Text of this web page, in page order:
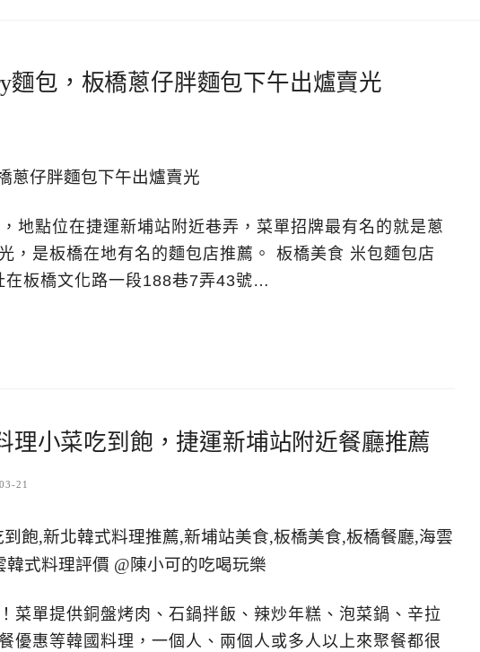
麵包，板橋蔥仔胖麵包下午出爐賣光
地點位在捷運新埔站附近巷弄，菜單招牌最有名的就是蔥
，是板橋在地有名的麵包店推薦。 板橋美食 米包麵包店
板橋文化路一段188巷7弄43號…
理小菜吃到飽，捷運新埔站附近餐廳推薦
21
菜單提供銅盤烤肉、石鍋拌飯、辣炒年糕、泡菜鍋、辛拉
優惠等韓國料理，一個人、兩個人或多人以上來聚餐都很